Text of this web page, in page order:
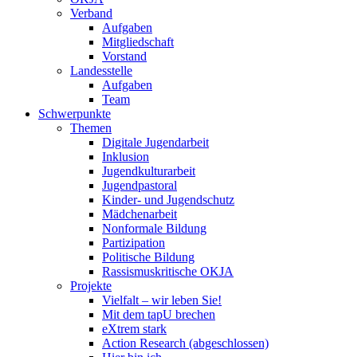
Verband
Aufgaben
Mitgliedschaft
Vorstand
Landesstelle
Aufgaben
Team
Schwerpunkte
Themen
Digitale Jugendarbeit
Inklusion
Jugendkulturarbeit
Jugendpastoral
Kinder- und Jugendschutz
Mädchenarbeit
Nonformale Bildung
Partizipation
Politische Bildung
Rassismuskritische OKJA
Projekte
Vielfalt – wir leben Sie!
Mit dem tapU brechen
eXtrem stark
Action Research (abgeschlossen)